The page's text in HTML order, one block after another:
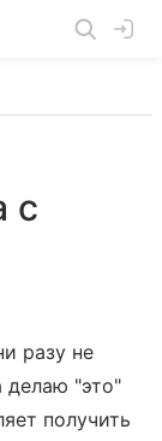
с
разу не
делаю "это"
получить